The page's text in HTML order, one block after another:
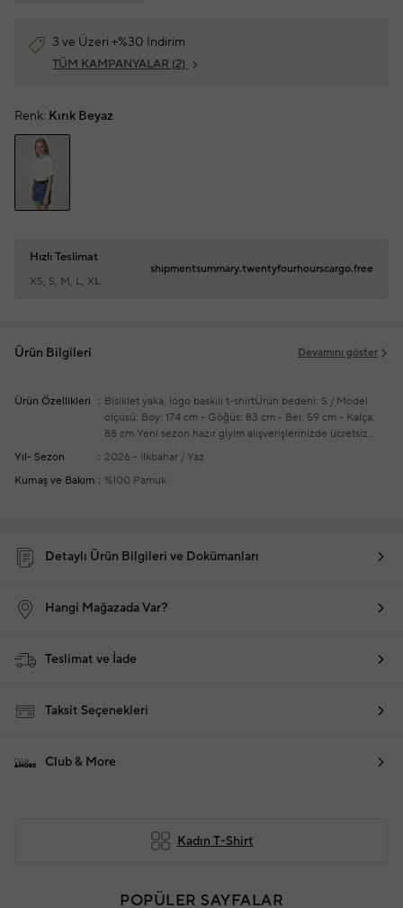
3 ve Üzeri +%30 İndirim
TÜM KAMPANYALAR (2)
Renk: Kırık Beyaz
Hızlı Teslimat
XS, S, M, L, XL
shipmentsummary.twentyfourhourscargo.free
Ürün Bilgileri Devamını göster
Ürün Özellikleri Bisiklet yaka, logo baskılı t-shirtÜrün bedeni: S / Model
ölçüsü: Boy: 174 cm - Göğüs: 83 cm - Bel: 59 cm - Kalça:
88 cm Yeni sezon hazır giyim alışverişlerinizde ücretsiz
tadilat yapılmaktadır
Yıl- Sezon
2026 - İlkbahar / Yaz
Kumaş ve Bakım
%100 Pamuk
Detaylı Ürün Bilgileri ve Dokümanları
Hangi Mağazada Var?
Teslimat ve İade
Taksit Seçenekleri
Club & More
Kadın T-Shirt
POPÜLER SAYFALAR